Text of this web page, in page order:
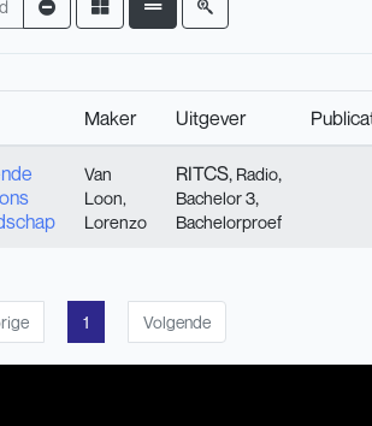
Maker Uitgever
Van
Loon,
Lorenzo
RITCS, Radio,
Bachelor 3,
Bachelorproef
1 Volgende